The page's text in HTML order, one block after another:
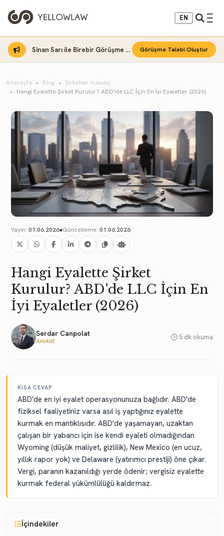
EN
Sinan Sarı ile Birebir Görüşme Fırsatı Görüşme Talebi Oluştur
Anasayfa Blog
Şirketler Hukuku
Hangi Eyalette Şirket Kurulur? ABD'de LLC İçin En İyi Eyaletler (2026)
Yayın: 01.06.2026•Güncelleme: 01.06.2026
Hangi Eyalette Şirket
Kurulur? ABD'de LLC İçin En
İyi Eyaletler (2026)
Serdar Canpolat
Avukat 5 dk okuma
KISA CEVAP
ABD'de en iyi eyalet operasyonunuza bağlıdır. ABD'de
fiziksel faaliyetiniz varsa asıl iş yaptığınız eyalette
kurmak en mantıklısıdır. ABD'de yaşamayan, uzaktan
çalışan bir yabancı için ise kendi eyaleti olmadığından
Wyoming (düşük maliyet, gizlilik), New Mexico (en ucuz,
yıllık rapor yok) ve Delaware (yatırımcı prestiji) öne çıkar.
Vergi, paranın kazanıldığı yerde ödenir; vergisiz eyalette
kurmak federal yükümlülüğü kaldırmaz.
İçindekiler